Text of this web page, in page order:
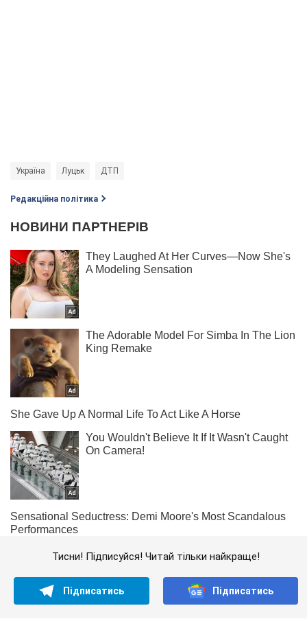
Україна Луцьк ДТП
Редакційна політика
Тисни! Підписуйся! Читай тільки найкраще!
Підписатись Підписатись